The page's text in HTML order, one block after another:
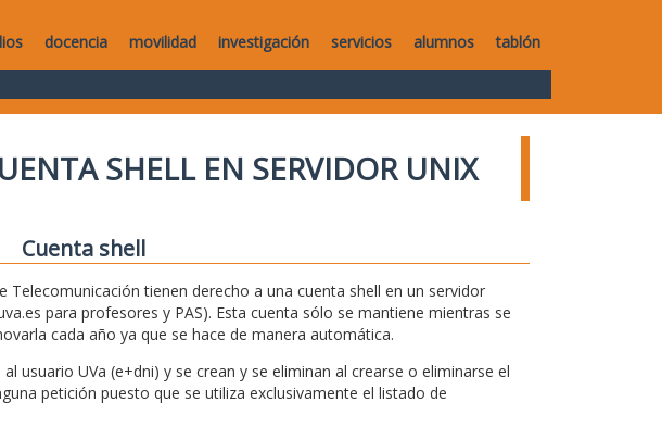
docencia movilidad investigación servicios alumnos tablón
SHELL EN SERVIDOR UNIX
Cuenta shell
Telecomunicación tienen derecho a una cuenta shell en un servidor
para profesores y PAS). Esta cuenta sólo se mantiene mientras se
cada año ya que se hace de manera automática.
usuario UVa (e+dni) y se crean y se eliminan al crearse o eliminarse el
petición puesto que se utiliza exclusivamente el listado de